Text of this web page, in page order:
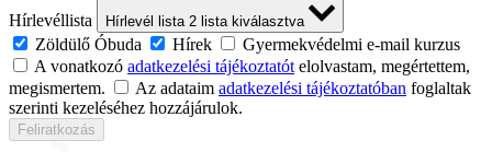
Hírlevéllista
Hírlevél lista 2 lista kiválasztva
Zöldülő Óbuda Hírek
Gyermekvédelmi e-mail kurzus
A vonatkozó adatkezelési tájékoztatót elolvastam, megértettem,
megismertem.
Az adataim adatkezelési tájékoztatóban foglaltak
szerinti kezeléséhez hozzájárulok.
Feliratkozás